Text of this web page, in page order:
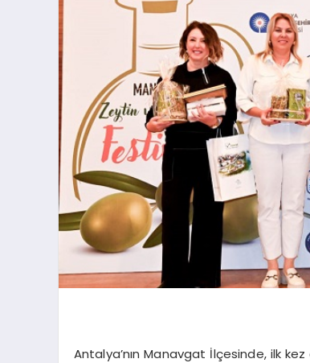
Antalya’nın Manavgat İlçesinde, ilk